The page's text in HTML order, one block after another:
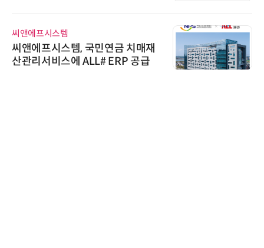
씨앤에프시스템
씨앤에프시스템, 국민연금 치매재
산관리서비스에 ALL# ERP 공급